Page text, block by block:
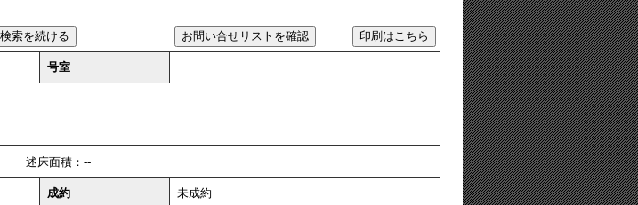
号室
述床面積：--
成約 未成約